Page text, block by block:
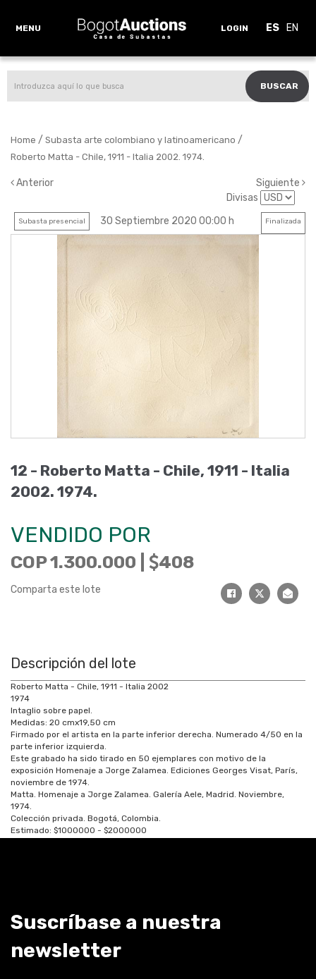
MENU LOGIN ES EN
BUSCAR
Home / Subasta arte colombiano y latinoamericano /
Roberto Matta - Chile, 1911 - Italia 2002. 1974.
Anterior
Siguiente
Divisas
Subasta presencial 30 Septiembre 2020 00:00 h Finalizada
12 - Roberto Matta - Chile, 1911 - Italia
2002. 1974.
VENDIDO POR
COP 1.300.000 | 408
Comparta este lote
Descripción del lote
Roberto Matta - Chile, 1911 - Italia 2002
1974
Intaglio sobre papel.
Medidas: 20 cmx19,50 cm
Firmado por el artista en la parte inferior derecha. Numerado 4/50 en la
parte inferior izquierda.
Este grabado ha sido tirado en 50 ejemplares con motivo de la
exposición Homenaje a Jorge Zalamea. Ediciones Georges Visat, París,
noviembre de 1974.
Matta. Homenaje a Jorge Zalamea. Galería Aele, Madrid. Noviembre,
1974.
Colección privada. Bogotá, Colombia.
Estimado: $1000000 - $2000000
Suscríbase a nuestra
newsletter